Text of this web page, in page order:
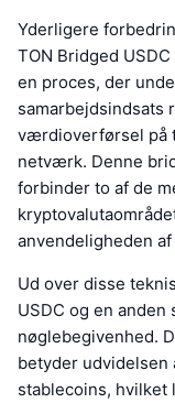
Yderligere
TON Bridged
en proces, der
samarbejdsindsats
værdioverførsel på
netværk. Denne
forbinder to af de
anvendeligheden af
Ud over disse
USDC og en
nøglebegivenhed.
betyder
stablecoins,